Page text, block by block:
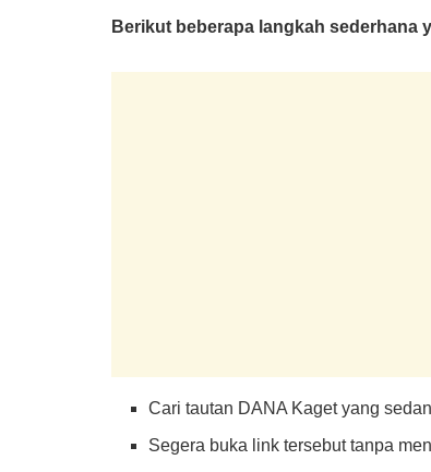
Berikut beberapa langkah sederhana
Cari tautan DANA Kaget yang
Segera buka link tersebut tanpa